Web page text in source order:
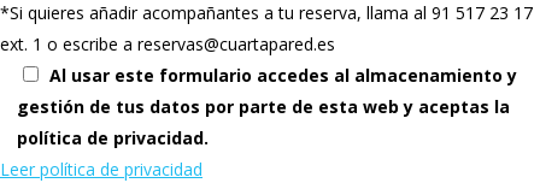
*Si quieres añadir acompañantes a tu reserva, llama al 91 517 23 17
ext. 1 o escribe a reservas@cuartapared.es
Al usar este formulario accedes al almacenamiento y
gestión de tus datos por parte de esta web y aceptas la
política de privacidad.
Leer política de privacidad